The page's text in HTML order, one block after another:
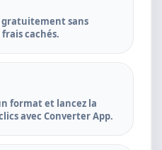
gratuitement sans
cachés.
format et lancez la
avec Converter App.